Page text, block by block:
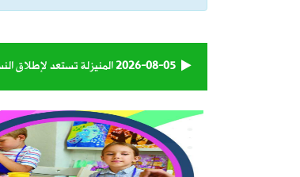
2026-08-05المنيزلة تستعد لإطلاق النسخة الـ28 من حملة التبرع بالدم «بدمي أفديك»
2026-08-05الجامعة السعودية الإلكترونية
2026-08-05130 كاميرا ذكية تراقب شبكة الطرق على مدار الساعة